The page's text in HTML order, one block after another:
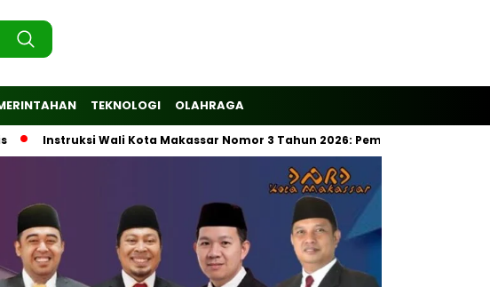
TEKNOLOGI OLAHRAGA
Wali Kota Makassar Nomor 3 Tahun 2026: Pemilahan Sampah Wajib